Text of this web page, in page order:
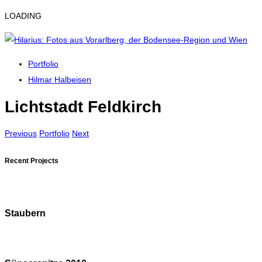
LOADING
Portfolio
Hilmar Halbeisen
Lichtstadt Feldkirch
Previous Portfolio Next
Recent Projects
Staubern